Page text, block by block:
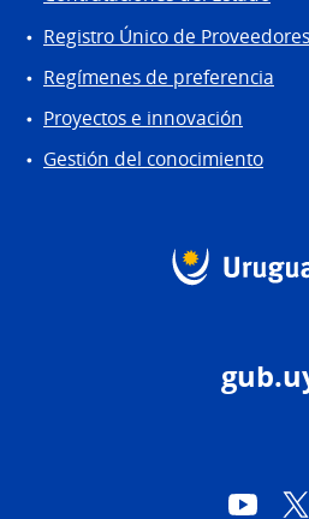
Registro Único de
Regímenes de preferencia
Proyectos e innovación
Gestión del conocimiento